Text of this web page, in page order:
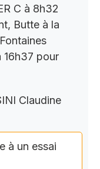
C à 8h32
Butte à la
16h37 pour
Claudine
à un essai